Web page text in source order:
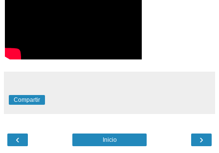
Compartir
‹ ›
Inicio